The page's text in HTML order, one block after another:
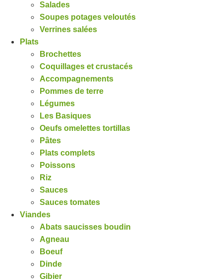
Salades
Soupes potages veloutés
Verrines salées
Plats
Brochettes
Coquillages et crustacés
Accompagnements
Pommes de terre
Légumes
Les Basiques
Oeufs omelettes tortillas
Pâtes
Plats complets
Poissons
Riz
Sauces
Sauces tomates
Viandes
Abats saucisses boudin
Agneau
Boeuf
Dinde
Gibier